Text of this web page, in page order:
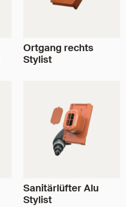
Ortgang rechts
Stylist
Sanitärlüfter Alu
Stylist